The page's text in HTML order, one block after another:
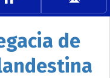
de